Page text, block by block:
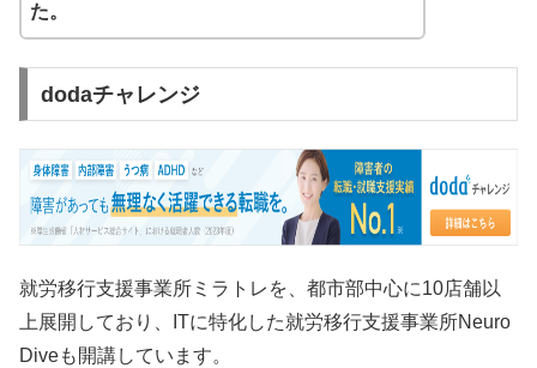
た。
dodaチャレンジ
就労移行支援事業所ミラトレを、都市部中心に10店舗以
上展開しており、ITに特化した就労移行支援事業所Neuro
Diveも開講しています。